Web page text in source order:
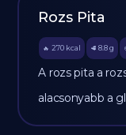
Rozs Pita
🔥 270 kcal 🥩 8.8 g
A rozs pita a
alacsonyabb a